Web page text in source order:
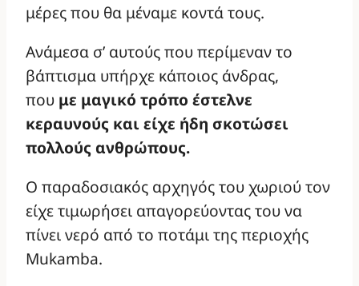
μέρες που θα μέναμε κοντά τους.
Ανάμεσα σ’ αυτούς που περίμεναν το
βάπτισμα υπήρχε κάποιος άνδρας,
που με μαγικό τρόπο έστελνε
κεραυνούς και είχε ήδη σκοτώσει
πολλούς ανθρώπους.
Ο παραδοσιακός αρχηγός του χωριού τον
είχε τιμωρήσει απαγορεύοντας του να
πίνει νερό από το ποτάμι της περιοχής
Mukamba.